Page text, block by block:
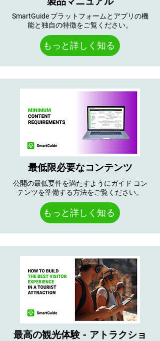
SmartGuide プラットフォームとアプリの機
能と独自の特徴をご覧ください。
もっと詳しく知る
最低限必要なコンテンツ
公開の最低要件を満たすようにガイド コン
テンツを準備する方法をご覧ください。
もっと詳しく知る
最高の観光体験 - アトラクショ